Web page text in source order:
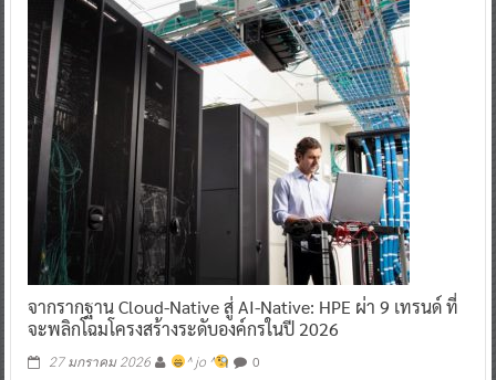
จากรากฐาน Cloud-Native สู่ AI-Native: HPE ผ่า 9 เทรนด์ ที่
จะพลิกโฉมโครงสร้างระดับองค์กรในปี 2026
27 มกราคม 2026 ^ jo ^ 0